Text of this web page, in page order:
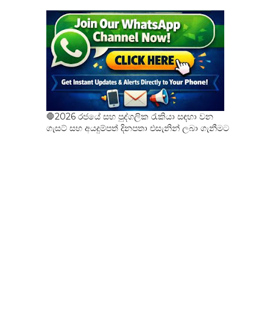
🛑2026 රජයේ සහ පුද්ගලික රැකියා සඳහා වන
ගැසට් සහ අයදුම්පත් දිනපතා එසැනින් ලබා ගැනීමට